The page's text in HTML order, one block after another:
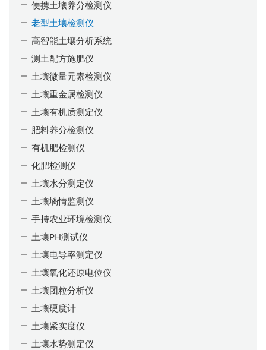
便携土壤养分检测仪
老型土壤检测仪
高智能土壤分析系统
测土配方施肥仪
土壤微量元素检测仪
土壤重金属检测仪
土壤有机质测定仪
肥料养分检测仪
有机肥检测仪
化肥检测仪
土壤水分测定仪
土壤墒情监测仪
手持农业环境检测仪
土壤PH测试仪
土壤电导率测定仪
土壤氧化还原电位仪
土壤团粒分析仪
土壤硬度计
土壤紧实度仪
土壤水势测定仪